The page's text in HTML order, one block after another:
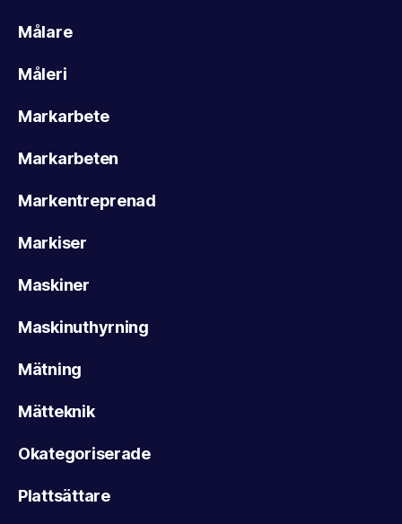
Målare
Måleri
Markarbete
Markarbeten
Markentreprenad
Markiser
Maskiner
Maskinuthyrning
Mätning
Mätteknik
Okategoriserade
Plattsättare